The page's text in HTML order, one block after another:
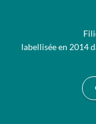
labellisée en 2014